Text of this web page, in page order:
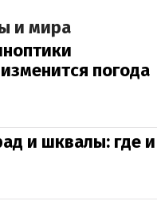
и мира
погода
и шквалы: где и